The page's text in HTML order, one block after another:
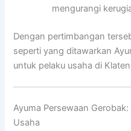
mengurangi
Dengan pertimbangan
seperti yang ditawarkan
untuk pelaku usaha di
Ayuma Persewaan
Usaha